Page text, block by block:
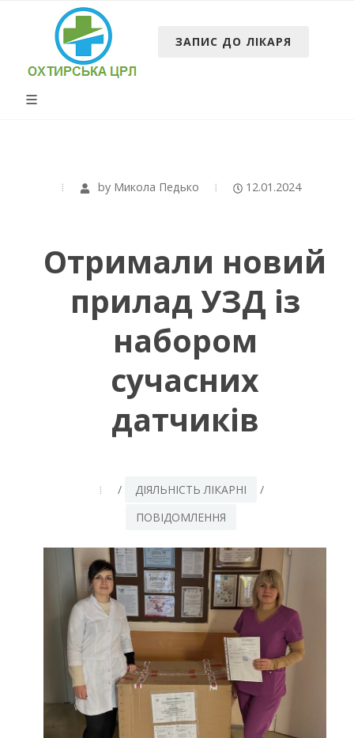
ЗАПИС ДО ЛІКАРЯ
by Микола Педько 12.01.2024
Отримали новий
прилад УЗД із
набором
сучасних
датчиків
/ ДІЯЛЬНІСТЬ ЛІКАРНІ
/
ПОВІДОМЛЕННЯ